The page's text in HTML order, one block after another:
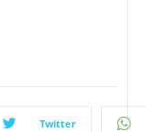
Twitter